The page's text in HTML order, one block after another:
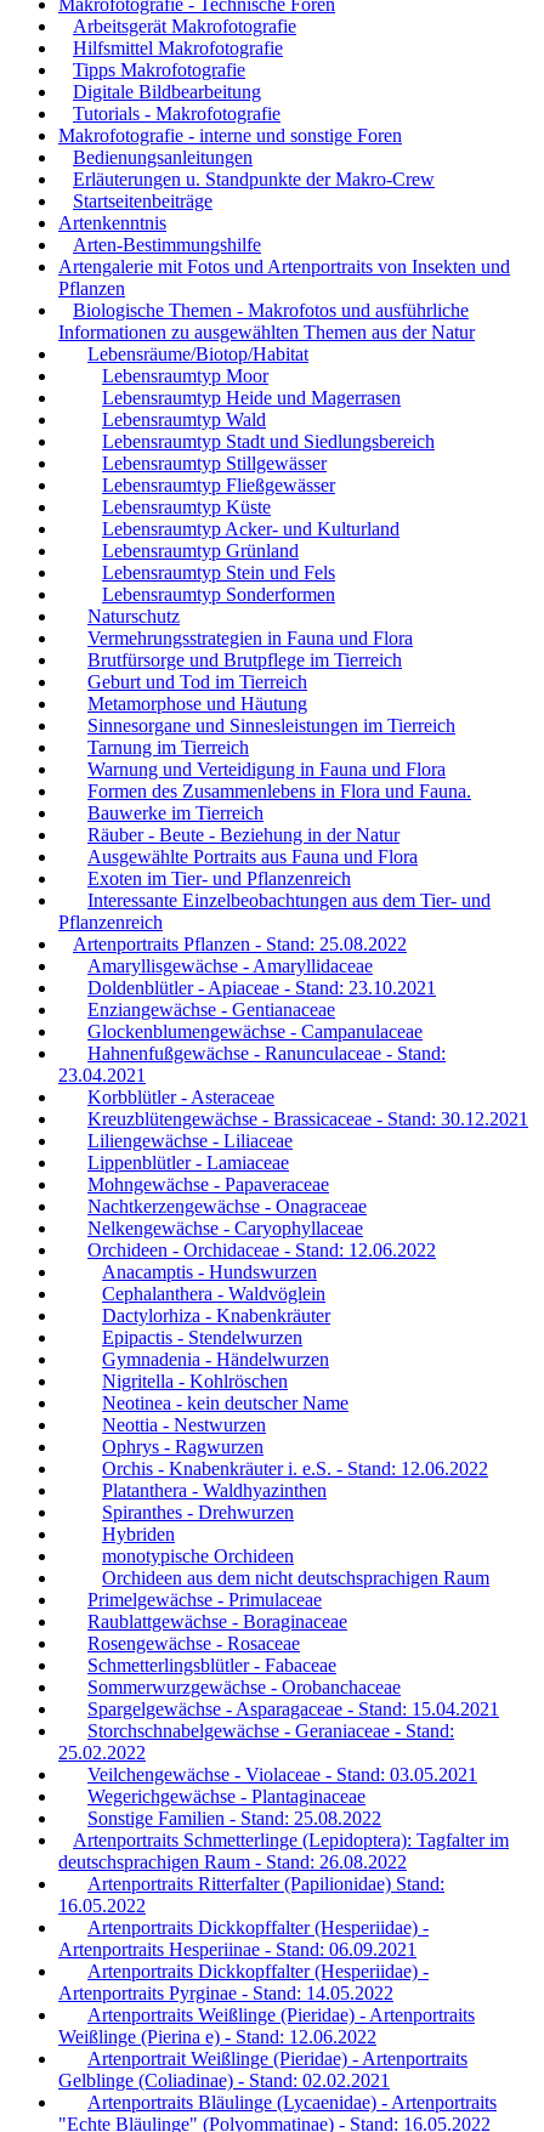
Makrofotografie - Technische Foren
Arbeitsgerät Makrofotografie
Hilfsmittel Makrofotografie
Tipps Makrofotografie
Digitale Bildbearbeitung
Tutorials - Makrofotografie
Makrofotografie - interne und sonstige Foren
Bedienungsanleitungen
Erläuterungen u. Standpunkte der Makro-Crew
Startseitenbeiträge
Artenkenntnis
Arten-Bestimmungshilfe
Artengalerie mit Fotos und Artenportraits von Insekten und
Pflanzen
Biologische Themen - Makrofotos und ausführliche
Informationen zu ausgewählten Themen aus der Natur
Lebensräume/Biotop/Habitat
Lebensraumtyp Moor
Lebensraumtyp Heide und Magerrasen
Lebensraumtyp Wald
Lebensraumtyp Stadt und Siedlungsbereich
Lebensraumtyp Stillgewässer
Lebensraumtyp Fließgewässer
Lebensraumtyp Küste
Lebensraumtyp Acker- und Kulturland
Lebensraumtyp Grünland
Lebensraumtyp Stein und Fels
Lebensraumtyp Sonderformen
Naturschutz
Vermehrungsstrategien in Fauna und Flora
Brutfürsorge und Brutpflege im Tierreich
Geburt und Tod im Tierreich
Metamorphose und Häutung
Sinnesorgane und Sinnesleistungen im Tierreich
Tarnung im Tierreich
Warnung und Verteidigung in Fauna und Flora
Formen des Zusammenlebens in Flora und Fauna.
Bauwerke im Tierreich
Räuber - Beute - Beziehung in der Natur
Ausgewählte Portraits aus Fauna und Flora
Exoten im Tier- und Pflanzenreich
Interessante Einzelbeobachtungen aus dem Tier- und
Pflanzenreich
Artenportraits Pflanzen - Stand: 25.08.2022
Amaryllisgewächse - Amaryllidaceae
Doldenblütler - Apiaceae - Stand: 23.10.2021
Enziangewächse - Gentianaceae
Glockenblumengewächse - Campanulaceae
Hahnenfußgewächse - Ranunculaceae - Stand:
23.04.2021
Korbblütler - Asteraceae
Kreuzblütengewächse - Brassicaceae - Stand: 30.12.2021
Liliengewächse - Liliaceae
Lippenblütler - Lamiaceae
Mohngewächse - Papaveraceae
Nachtkerzengewächse - Onagraceae
Nelkengewächse - Caryophyllaceae
Orchideen - Orchidaceae - Stand: 12.06.2022
Anacamptis - Hundswurzen
Cephalanthera - Waldvöglein
Dactylorhiza - Knabenkräuter
Epipactis - Stendelwurzen
Gymnadenia - Händelwurzen
Nigritella - Kohlröschen
Neotinea - kein deutscher Name
Neottia - Nestwurzen
Ophrys - Ragwurzen
Orchis - Knabenkräuter i. e.S. - Stand: 12.06.2022
Platanthera - Waldhyazinthen
Spiranthes - Drehwurzen
Hybriden
monotypische Orchideen
Orchideen aus dem nicht deutschsprachigen Raum
Primelgewächse - Primulaceae
Raublattgewächse - Boraginaceae
Rosengewächse - Rosaceae
Schmetterlingsblütler - Fabaceae
Sommerwurzgewächse - Orobanchaceae
Spargelgewächse - Asparagaceae - Stand: 15.04.2021
Storchschnabelgewächse - Geraniaceae - Stand:
25.02.2022
Veilchengewächse - Violaceae - Stand: 03.05.2021
Wegerichgewächse - Plantaginaceae
Sonstige Familien - Stand: 25.08.2022
Artenportraits Schmetterlinge (Lepidoptera): Tagfalter im
deutschsprachigen Raum - Stand: 26.08.2022
Artenportraits Ritterfalter (Papilionidae) Stand:
16.05.2022
Artenportraits Dickkopffalter (Hesperiidae) -
Artenportraits Hesperiinae - Stand: 06.09.2021
Artenportraits Dickkopffalter (Hesperiidae) -
Artenportraits Pyrginae - Stand: 14.05.2022
Artenportraits Weißlinge (Pieridae) - Artenportraits
Weißlinge (Pierina e) - Stand: 12.06.2022
Artenportrait Weißlinge (Pieridae) - Artenportraits
Gelblinge (Coliadinae) - Stand: 02.02.2021
Artenportraits Bläulinge (Lycaenidae) - Artenportraits
"Echte Bläulinge" (Polyommatinae) - Stand: 16.05.2022